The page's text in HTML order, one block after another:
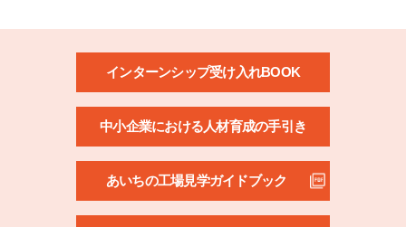
インターンシップ受け入れBOOK
中小企業における人材育成の手引き
あいちの工場見学ガイドブック